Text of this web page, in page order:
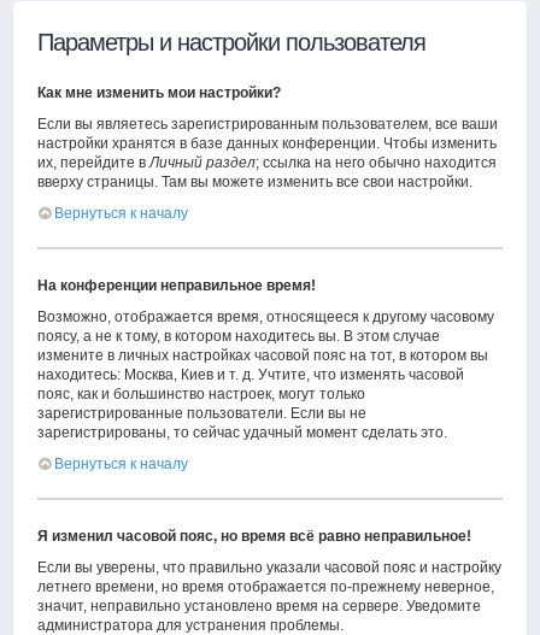
Параметры и настройки пользователя
Как мне изменить мои настройки?
Если вы являетесь зарегистрированным пользователем, все ваши
настройки хранятся в базе данных конференции. Чтобы изменить
их, перейдите вЛичный раздел; ссылка на него обычно находится
вверху страницы. Там вы можете изменить все свои настройки.
Вернуться к началу
На конференции неправильное время!
Возможно, отображается время, относящееся к другому часовому
поясу, а не к тому, в котором находитесь вы. В этом случае
измените в личных настройках часовой пояс на тот, в котором вы
находитесь: Москва, Киев и т. д. Учтите, что изменять часовой
пояс, как и большинство настроек, могут только
зарегистрированные пользователи. Если вы не
зарегистрированы, то сейчас удачный момент сделать это.
Вернуться к началу
Я изменил часовой пояс, но время всё равно неправильное!
Если вы уверены, что правильно указали часовой пояс и настройку
летнего времени, но время отображается по-прежнему неверное,
значит, неправильно установлено время на сервере. Уведомите
администратора для устранения проблемы.